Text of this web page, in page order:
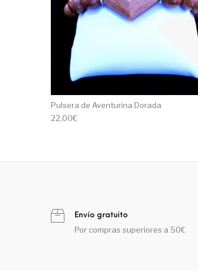
Pulsera de Aventurina Dorada
22,00€
Envío gratuito
Por compras superiores a 50€